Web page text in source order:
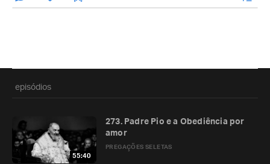
episódios
55:40
PREGAÇÕES SELETAS
273. Padre Pio e a Obediência por
amor